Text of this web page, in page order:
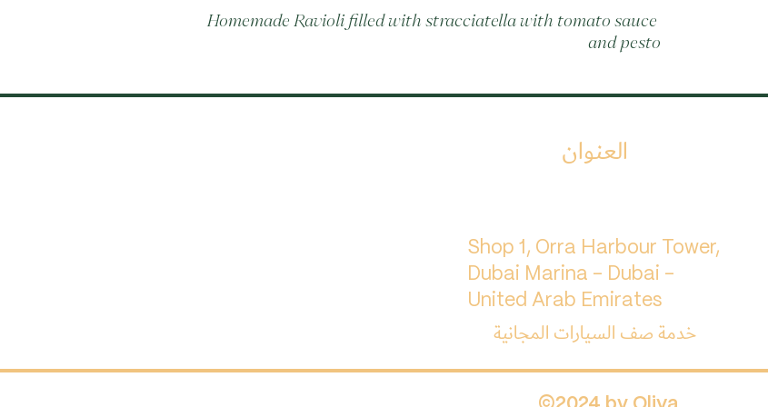
Homemade Ravioli filled with stracciatella with tomato sauce
and pesto
العنوان
Shop 1, Orra Harbour Tower,
Dubai Marina - Dubai -
United Arab Emirates
خدمة صف السيارات المجانية